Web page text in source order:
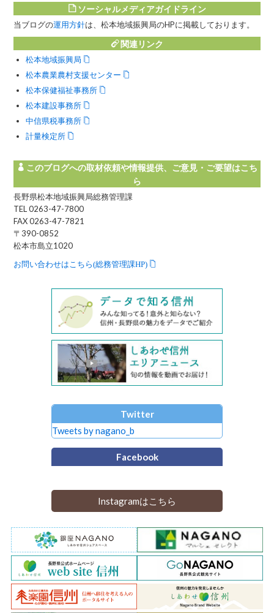
ソーシャルメディアガイドライン
当ブログの運用方針は、松本地域振興局のHPに掲載しております。
関連リンク
松本地域振興局
松本農業農村支援センター
松本保健福祉事務所
松本建設事務所
中信県税事務所
計量検定所
このブログへの取材依頼や情報提供、ご意見・ご要望はこち
ら
長野県松本地域振興局総務管理課
TEL 0263-47-7800
FAX 0263-47-7821
〒390-0852
松本市島立1020
お問い合わせはこちら(総務管理課HP)
Twitter
Tweets by nagano_b
Facebook
Instagramはこちら